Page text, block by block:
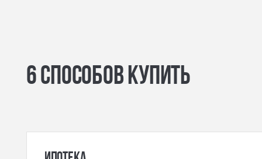
6 способов купить